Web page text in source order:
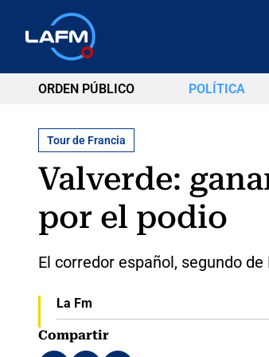
ORDEN PÚBLICO POLÍTICA
Tour de Francia
Valverde:
por el podio
El corredor español, segundo
La Fm
Compartir